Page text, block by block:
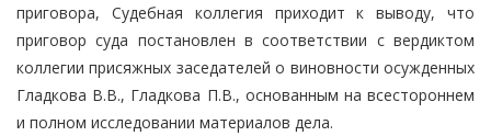
приговора, Судебная коллегия приходит к выводу, что
приговор суда постановлен в соответствии с вердиктом
коллегии присяжных заседателей о виновности осужденных
Гладкова В.В., Гладкова П.В., основанным на всестороннем
и полном исследовании материалов дела.